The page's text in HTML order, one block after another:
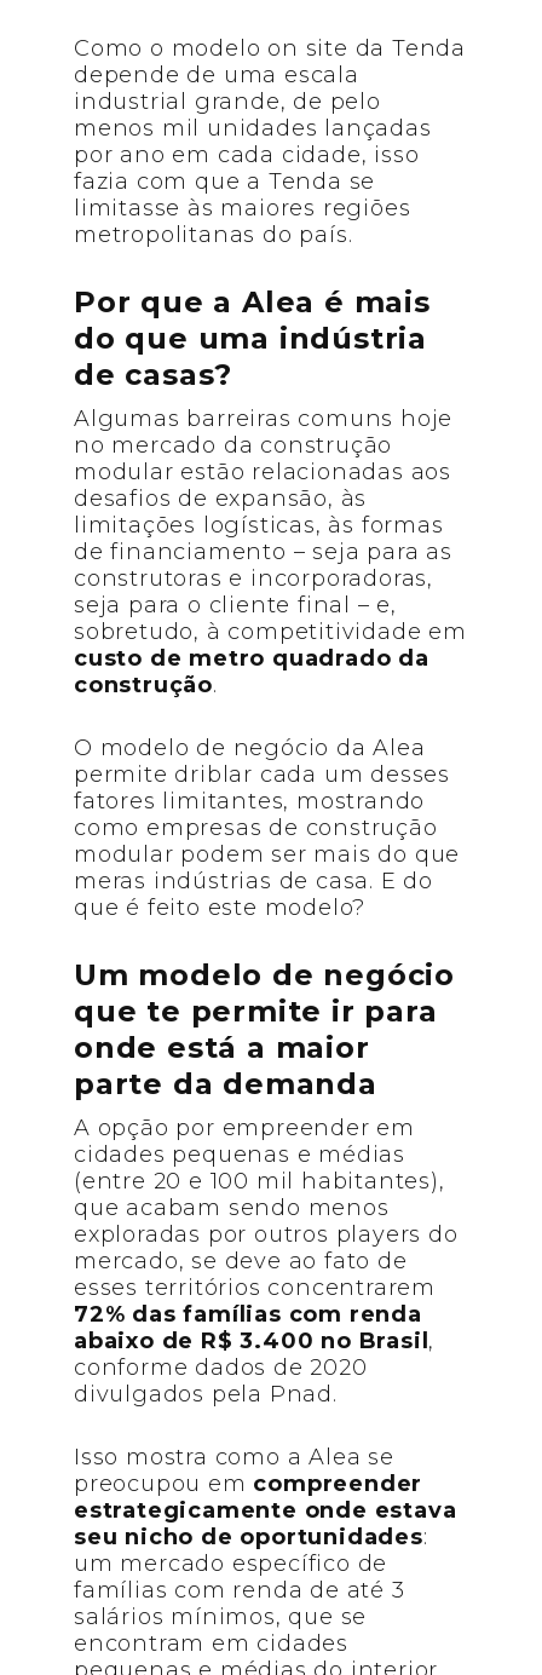
Como o modelo on site da Tenda
depende de uma escala
industrial grande, de pelo
menos mil unidades lançadas
por ano em cada cidade, isso
fazia com que a Tenda se
limitasse às maiores regiões
metropolitanas do país.
Por que a Alea é mais
do que uma indústria
de casas?
Algumas barreiras comuns hoje
no mercado da construção
modular estão relacionadas aos
desafios de expansão, às
limitações logísticas, às formas
de financiamento – seja para as
construtoras e incorporadoras,
seja para o cliente final – e,
sobretudo, à competitividade em
custo de metro quadrado da
construção.
O modelo de negócio da Alea
permite driblar cada um desses
fatores limitantes, mostrando
como empresas de construção
modular podem ser mais do que
meras indústrias de casa. E do
que é feito este modelo?
Um modelo de negócio
que te permite ir para
onde está a maior
parte da demanda
A opção por empreender em
cidades pequenas e médias
(entre 20 e 100 mil habitantes),
que acabam sendo menos
exploradas por outros players do
mercado, se deve ao fato de
esses territórios concentrarem
72% das famílias com renda
abaixo de R$ 3.400 no Brasil ,
conforme dados de 2020
divulgados pela Pnad.
Isso mostra como a Alea se
preocupou em compreender
estrategicamente onde estava
seu nicho de oportunidades:
um mercado específico de
famílias com renda de até 3
salários mínimos, que se
encontram em cidades